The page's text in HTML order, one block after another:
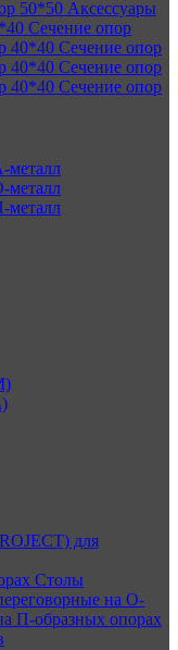
50*50 Аксессуары
Сечение опор
40*40 Сечение опор
40*40 Сечение опор
40*40 Сечение опор
для
Столы
на О-
П-образных опорах